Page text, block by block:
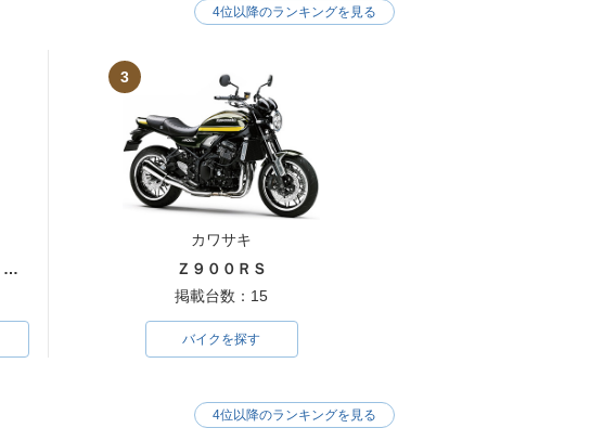
ＣＢ４００Ｓｕｐｅｒ Ｆｏｕｒ ＶＴＥＣ ＳＰＥＣ３
3
カワサキ
Ｚ９００ＲＳ
掲載台数：15
バイクを探す
4位以降のランキングを見る
4位以降のランキングを見る